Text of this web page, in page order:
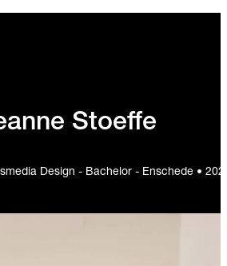
Stoeffe
Design - Bachelor - Enschede •